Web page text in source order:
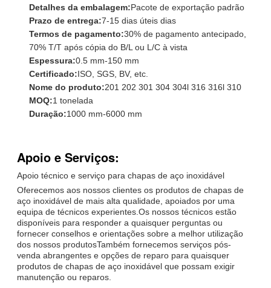
Detalhes da embalagem:Pacote de exportação padrão
Prazo de entrega:7-15 dias úteis dias
Termos de pagamento:30% de pagamento antecipado,
70% T/T após cópia do B/L ou L/C à vista
Espessura:0.5 mm-150 mm
Certificado:ISO, SGS, BV, etc.
Nome do produto:201 202 301 304 304l 316 316l 310
MOQ:1 tonelada
Duração:1000 mm-6000 mm
Apoio e Serviços:
Apoio técnico e serviço para chapas de aço inoxidável
Oferecemos aos nossos clientes os produtos de chapas de
aço inoxidável de mais alta qualidade, apoiados por uma
equipa de técnicos experientes.Os nossos técnicos estão
disponíveis para responder a quaisquer perguntas ou
fornecer conselhos e orientações sobre a melhor utilização
dos nossos produtosTambém fornecemos serviços pós-
venda abrangentes e opções de reparo para quaisquer
produtos de chapas de aço inoxidável que possam exigir
manutenção ou reparos.